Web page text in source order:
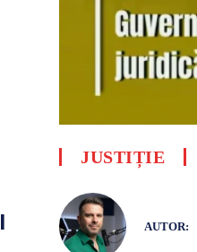
JUSTIȚIE
AUTOR: